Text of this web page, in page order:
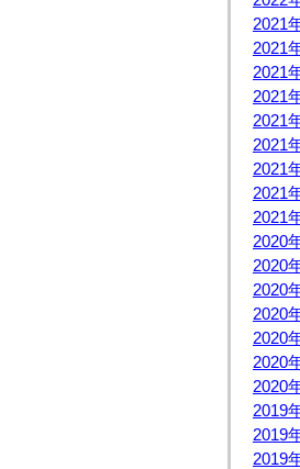
2021
2021
2021
2021
2021
2021
2021
2021
2021
2020
2020
2020
2020
2020
2020
2020
2019
2019
2019